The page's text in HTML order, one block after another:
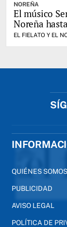
NOREÑA
El músico
Noreña
EL FIELATO Y EL
QUIÉNES SOMOS
PUBLICIDAD
AVISO LEGAL
POLÍTICA DE